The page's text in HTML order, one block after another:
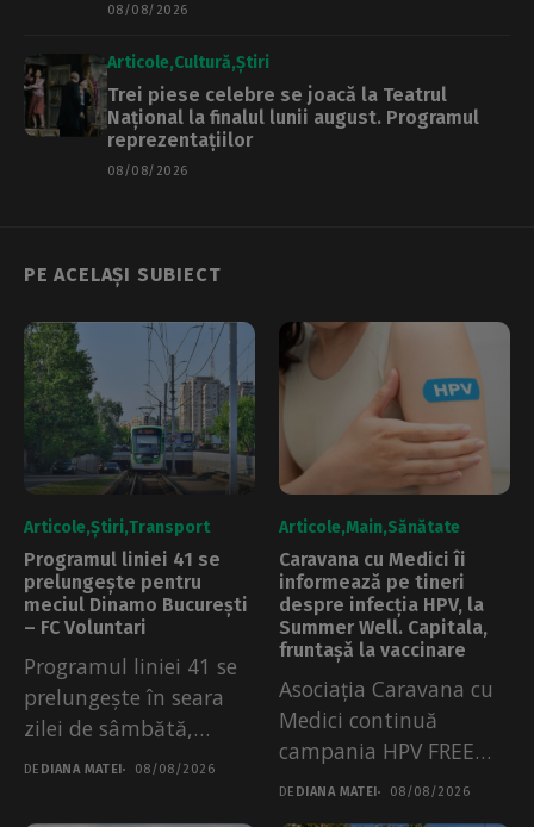
08/08/2026
Articole Cultură Știri
Trei piese celebre se joacă la Teatrul
Național la finalul lunii august. Programul
reprezentațiilor
08/08/2026
PE ACELAȘI SUBIECT
Articole Știri Transport
Programul liniei 41 se
prelungește pentru
meciul Dinamo București
– FC Voluntari
Programul liniei 41 se
prelungește în seara
zilei de sâmbătă,
08.08.2026. Măsura a...
DE DIANA MATEI 08/08/2026
Articole Main Sănătate
Caravana cu Medici îi
informează pe tineri
despre infecția HPV, la
Summer Well. Capitala,
fruntașă la vaccinare
Asociația Caravana cu
Medici continuă
campania HPV FREE
City la Summer Well....
DE DIANA MATEI 08/08/2026